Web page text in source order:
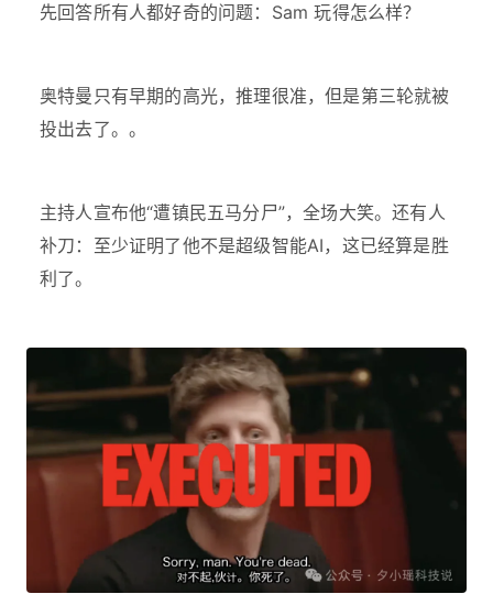
先回答所有人都好奇的问题：Sam 玩得怎么样？
奥特曼只有早期的高光，推理很准，但是第三轮就被
投出去了。。
主持人宣布他“遭镇民五马分尸”，全场大笑。还有人
补刀：至少证明了他不是超级智能AI，这已经算是胜
利了。